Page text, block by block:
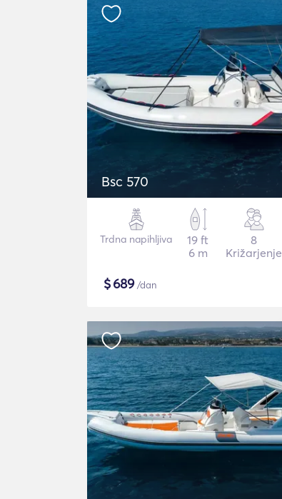
Bsc 570
Trdna napihljiva
19 ft
6 m
8
Križarjenje
$689/dan